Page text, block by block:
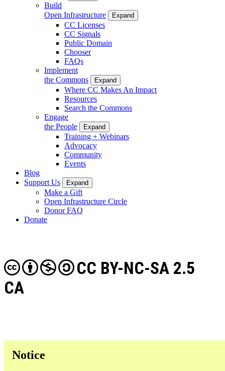
Build
Open Infrastructure
Expand
CC Licenses
CC Signals
Public Domain
Chooser
FAQs
Implement
the Commons
Expand
Where CC Makes An Impact
Resources
Search the Commons
Engage
the People
Expand
Training + Webinars
Advocacy
Community
Events
Blog
Support Us
Expand
Make a Gift
Open Infrastructure Circle
Donor FAQ
Donate
CC BY-NC-SA 2.5
CA
Notice